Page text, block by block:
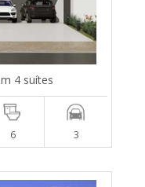
4 suítes
6 3